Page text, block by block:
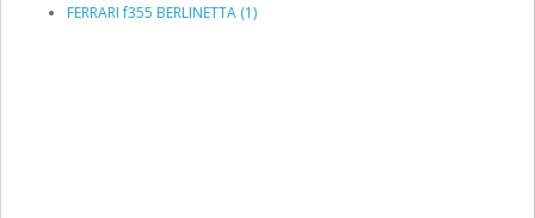
FERRARI f355 BERLINETTA (1)